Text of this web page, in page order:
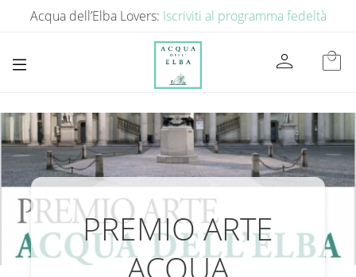
Acqua dell’Elba Lovers: Iscriviti al programma fedeltà
person local_mall
PREMIO ARTE
ACQUA